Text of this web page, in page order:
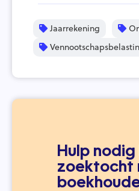
Jaarrekening
Hulp nodig
zoektocht